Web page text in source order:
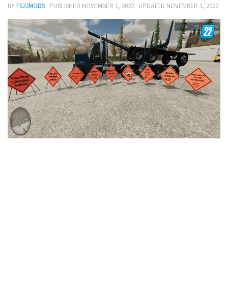
BYFS22MODS · PUBLISHED NOVEMBER 1, 2022 · UPDATED NOVEMBER 1, 2022